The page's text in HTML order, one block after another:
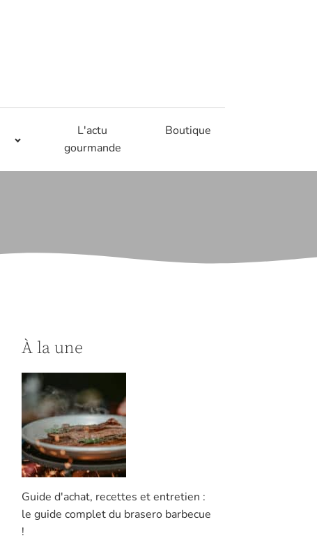
L'actu
gourmande
Boutique
À la une
Guide d'achat, recettes et entretien :
le guide complet du brasero barbecue
!